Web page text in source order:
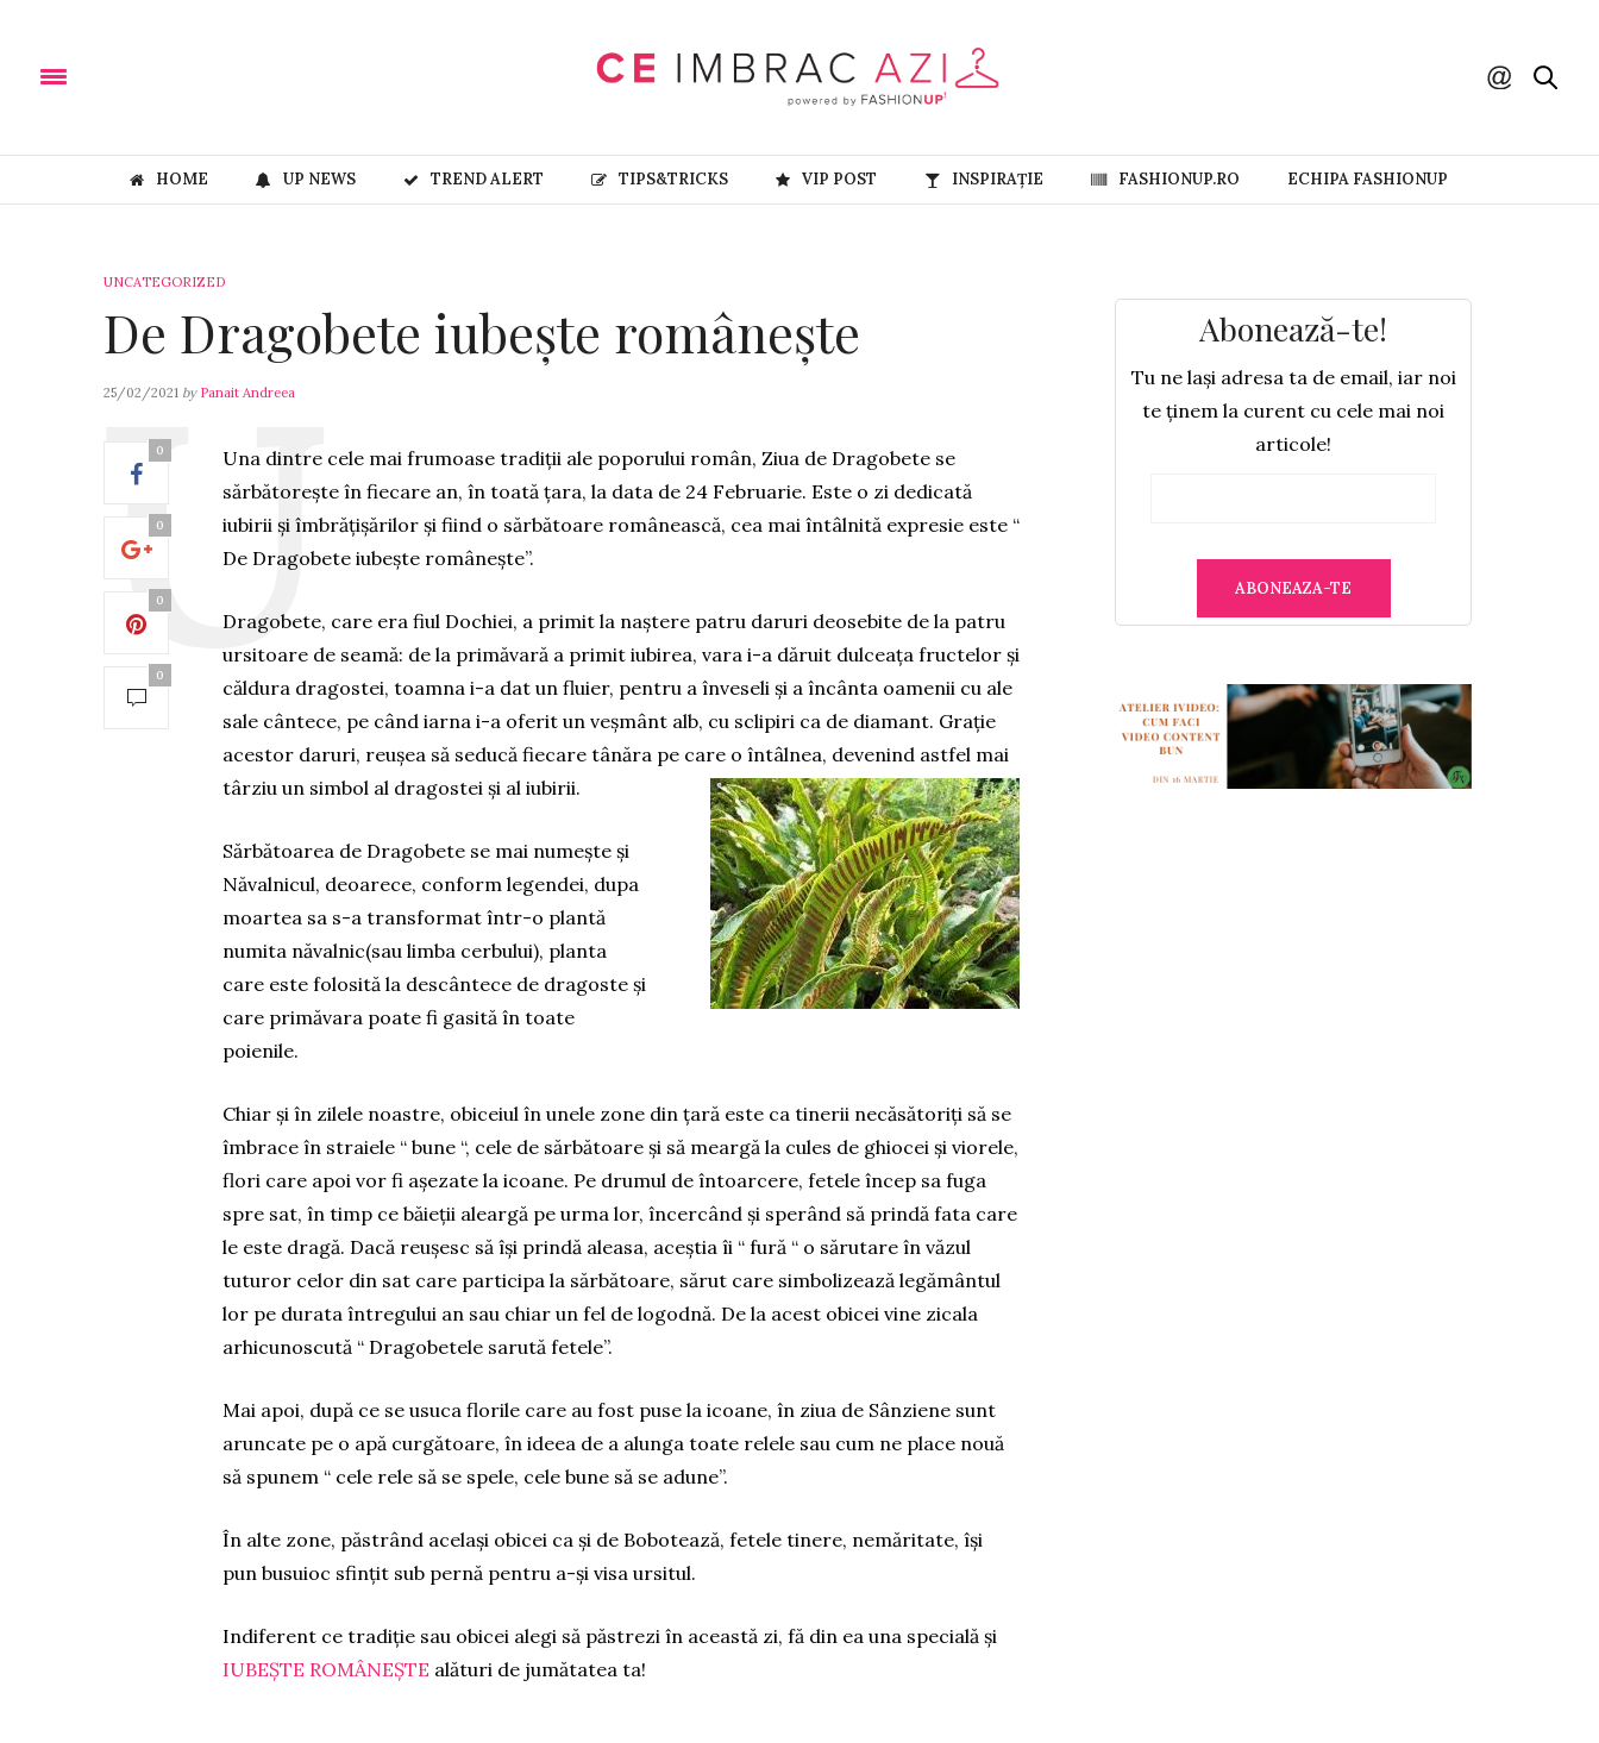
HOME UP NEWS TREND ALERT TIPS&TRICKS VIP POST INSPIRAȚIE FASHIONUP.RO ECHIPA FASHIONUP
UNCATEGORIZED
De Dragobete iubește românește
25/02/2021 by Panait Andreea
0
0
0
0
Una dintre cele mai frumoase tradiții ale poporului român, Ziua de Dragobete se
sărbătorește în fiecare an, în toată țara, la data de 24 Februarie. Este o zi dedicată
iubirii și îmbrățișărilor și fiind o sărbătoare românească, cea mai întâlnită expresie este “
De Dragobete iubește românește”.
Dragobete, care era fiul Dochiei, a primit la naștere patru daruri deosebite de la patru
ursitoare de seamă: de la primăvară a primit iubirea, vara i-a dăruit dulceața fructelor și
căldura dragostei, toamna i-a dat un fluier, pentru a înveseli și a încânta oamenii cu ale
sale cântece, pe când iarna i-a oferit un veșmânt alb, cu sclipiri ca de diamant. Grație
acestor daruri, reușea să seducă fiecare tânăra pe care o întâlnea, devenind astfel mai
târziu un simbol al dragostei și al iubirii.
Sărbătoarea de Dragobete se mai numește și
Năvalnicul, deoarece, conform legendei, dupa
moartea sa s-a transformat într-o plantă
numita năvalnic(sau limba cerbului), planta
care este folosită la descântece de dragoste și
care primăvara poate fi gasită în toate
poienile.
Chiar și în zilele noastre, obiceiul în unele zone din țară este ca tinerii necăsătoriți să se
îmbrace în straiele “ bune “, cele de sărbătoare și să meargă la cules de ghiocei și viorele,
flori care apoi vor fi așezate la icoane. Pe drumul de întoarcere, fetele încep sa fuga
spre sat, în timp ce băieții aleargă pe urma lor, încercând și sperând să prindă fata care
le este dragă. Dacă reușesc să își prindă aleasa, aceștia îi “ fură “ o sărutare în văzul
tuturor celor din sat care participa la sărbătoare, sărut care simbolizează legământul
lor pe durata întregului an sau chiar un fel de logodnă. De la acest obicei vine zicala
arhicunoscută “ Dragobetele sarută fetele”.
Mai apoi, după ce se usuca florile care au fost puse la icoane, în ziua de Sânziene sunt
aruncate pe o apă curgătoare, în ideea de a alunga toate relele sau cum ne place nouă
să spunem “ cele rele să se spele, cele bune să se adune”.
În alte zone, păstrând același obicei ca și de Bobotează, fetele tinere, nemăritate, își
pun busuioc sfințit sub pernă pentru a-și visa ursitul.
Indiferent ce tradiție sau obicei alegi să păstrezi în această zi, fă din ea una specială și
IUBEȘTE ROMÂNEȘTE alături de jumătatea ta!
Abonează-te!
Tu ne lași adresa ta de email, iar noi
te ținem la curent cu cele mai noi
articole!